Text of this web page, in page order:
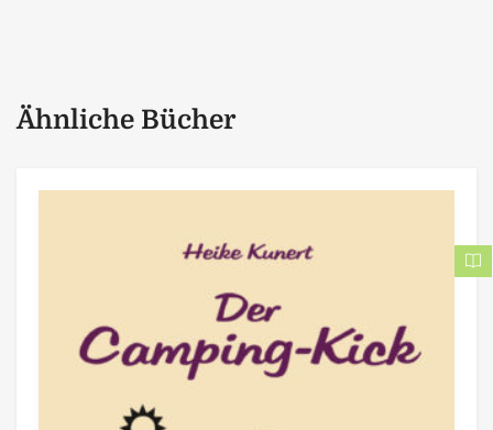
Ähnliche Bücher